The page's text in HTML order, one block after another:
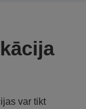
var tikt